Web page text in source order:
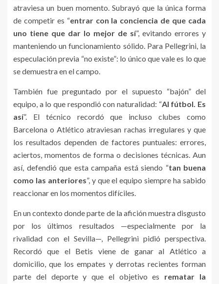
atraviesa un buen momento. Subrayó que la única forma
de competir es “entrar con la conciencia de que cada
uno tiene que dar lo mejor de sí”, evitando errores y
manteniendo un funcionamiento sólido. Para Pellegrini, la
especulación previa “no existe”: lo único que vale es lo que
se demuestra en el campo.
También fue preguntado por el supuesto “bajón” del
equipo, a lo que respondió con naturalidad: “Al fútbol. Es
así”. El técnico recordó que incluso clubes como
Barcelona o Atlético atraviesan rachas irregulares y que
los resultados dependen de factores puntuales: errores,
aciertos, momentos de forma o decisiones técnicas. Aun
así, defendió que esta campaña está siendo “tan buena
como las anteriores”, y que el equipo siempre ha sabido
reaccionar en los momentos difíciles.
En un contexto donde parte de la afición muestra disgusto
por los últimos resultados —especialmente por la
rivalidad con el Sevilla—, Pellegrini pidió perspectiva.
Recordó que el Betis viene de ganar al Atlético a
domicilio, que los empates y derrotas recientes forman
parte del deporte y que el objetivo es rematar la